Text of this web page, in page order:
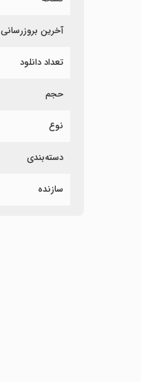
آخرین بروزرسانی
تعداد دانلود
حجم
نوع
دسته‌بندی
سازنده